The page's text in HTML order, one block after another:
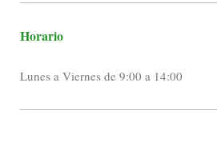
Horario
Lunes a Viernes de 9:00 a 14:00